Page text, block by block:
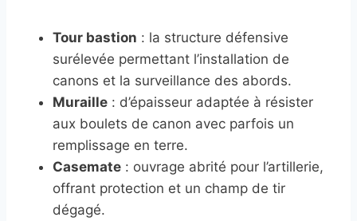
Tour bastion : la structure défensive
surélevée permettant l’installation de
canons et la surveillance des abords.
Muraille : d’épaisseur adaptée à résister
aux boulets de canon avec parfois un
remplissage en terre.
Casemate : ouvrage abrité pour l’artillerie,
offrant protection et un champ de tir
dégagé.